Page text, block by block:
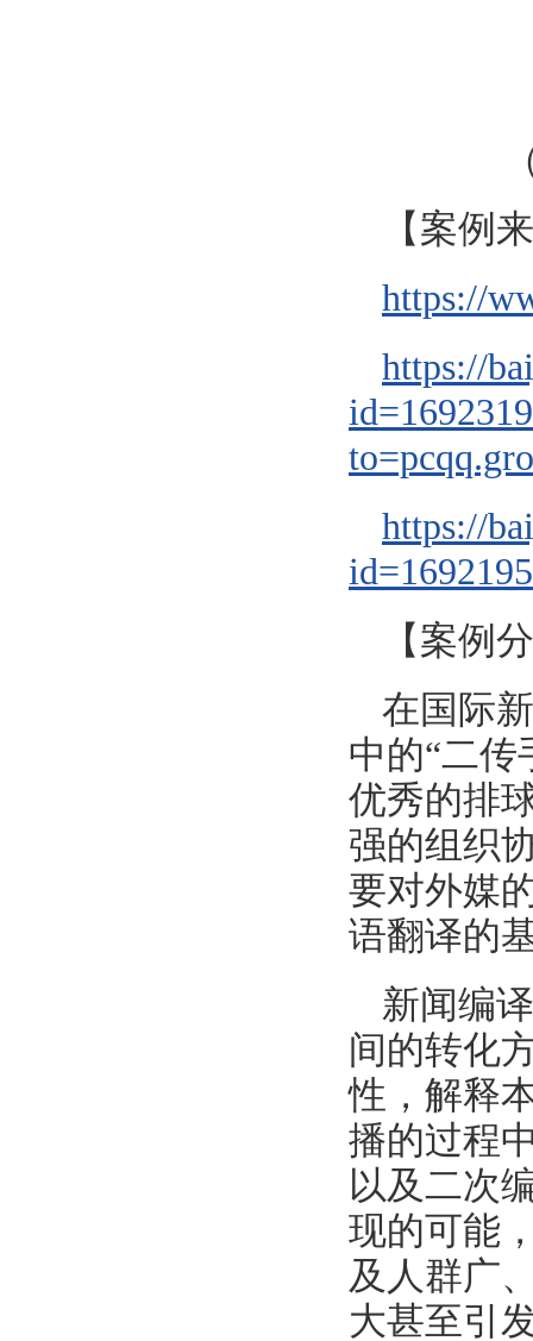
【案例
https://
https://
https://
【案例
在国际
中的“二
优秀的排
强的组织
要对外媒
语翻译的
新闻编
间的转化
性，解释
播的过程
以及二次
现的可能
及人群广
大甚至引